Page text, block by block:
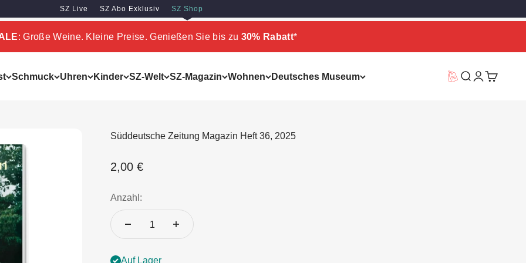
SZ Live SZ Abo Exklusiv SZ Shop
: Große Weine. Kleine Preise. Genießen Sie bis zu 30% Rabatt*
Schmuck Uhren Kinder SZ-Welt SZ-Magazin Wohnen Deutsches Museum Vorteilswelt
Suche
Süddeutsche Zeitung Magazin Heft 36, 2025
Angebot
2,00 €
Anzahl:
Auf Lager